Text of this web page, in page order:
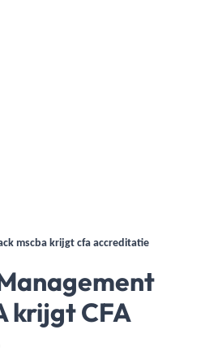
mscba krijgt cfa accreditatie
krijgt CFA